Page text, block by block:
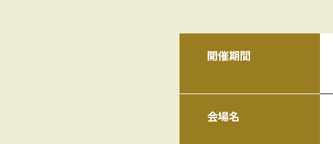
開催期間
会場名